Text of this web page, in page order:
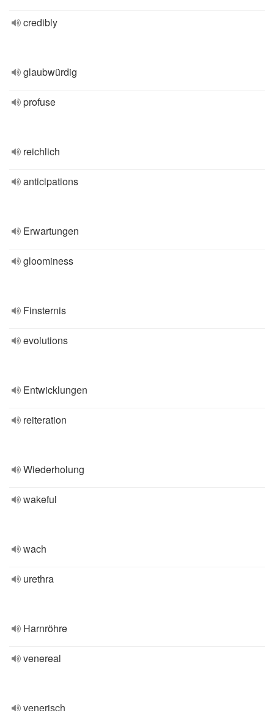
credibly
glaubwürdig
profuse
reichlich
anticipations
Erwartungen
gloominess
Finsternis
evolutions
Entwicklungen
reiteration
Wiederholung
wakeful
wach
urethra
Harnröhre
venereal
venerisch